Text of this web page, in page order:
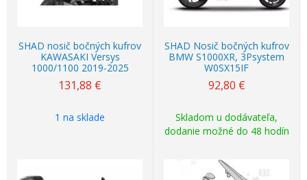
SHAD nosič bočných kufrov
KAWASAKI Versys
1000/1100 2019-2025
131,88 €
1 na sklade
SHAD Nosič bočných kufrov
BMW S1000XR, 3Psystem
W0SX15IF
92,80 €
Skladom u dodávateľa,
dodanie možné do 48 hodín